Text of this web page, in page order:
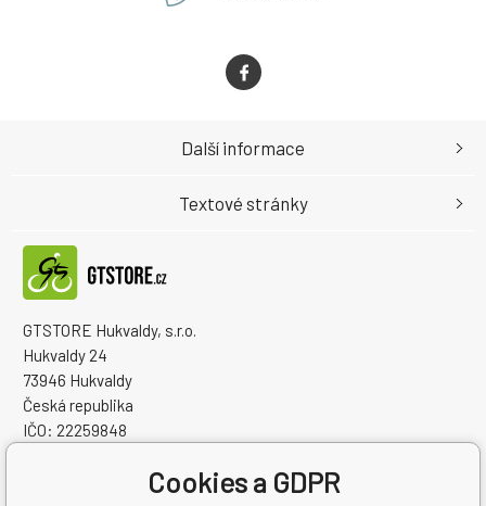
GTSTORE Hukvaldy, s.r.o.
Hukvaldy 24
73946 Hukvaldy
Česká republika
IČO: 22259848
Další informace
Textové stránky
Cookies a GDPR